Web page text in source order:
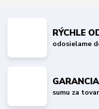
RÝCHLE
odosielame
sumu za